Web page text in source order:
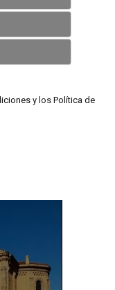
y los Política de